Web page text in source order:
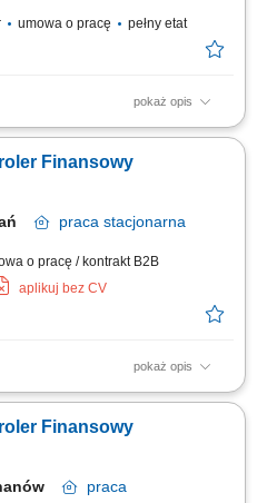
umowa o pracę pełny etat
pokaż opis
rozliczeń kosztów; Analiza
raportowanym; Przygotowanie
finansów kontraktów
Finansowy
praca stacjonarna
o pracę / kontrakt B2B
aplikuj bez CV
pokaż opis
w obszarze inwestycji
harmonogramowych.
i operacyjnych wpływających na
Finansowy
praca